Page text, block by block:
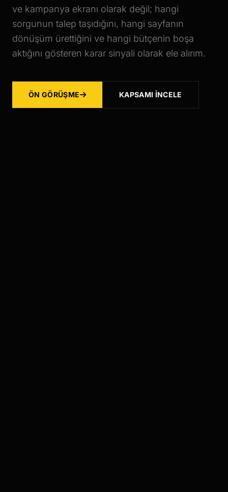
ve kampanya ekranı olarak değil; hangi
sorgunun talep taşıdığını, hangi sayfanın
dönüşüm ürettiğini ve hangi bütçenin boşa
aktığını gösteren karar sinyali olarak ele alırım.
ÖN GÖRÜŞME KAPSAMI İNCELE